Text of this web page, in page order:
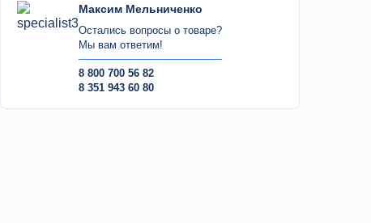
Максим Мельниченко
Остались вопросы о товаре?
Мы вам ответим!
8 800 700 56 82
8 351 943 60 80